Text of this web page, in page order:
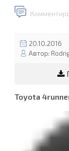
20.10.2016
Автор:
Toyota